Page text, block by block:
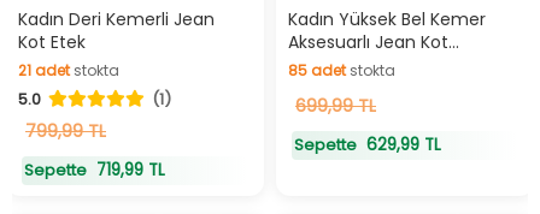
Hızlı Teslimat
Kadın Deri Kemerli Jean
Kot Etek
21adetstokta
21adetstokta
5.0 (1)
799,99 TL
Sepette 719,99 TL
Hızlı Teslimat
Kadın Yüksek Bel Kemer
Aksesuarlı Jean Kot
Pantolon
85adetstokta
85adetstokta
699,99 TL
Sepette 629,99 TL